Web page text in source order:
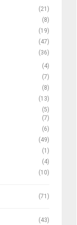
(21)
(8)
(19)
(47)
(36)
(4)
(7)
(8)
(13)
(5)
(7)
(6)
(49)
(1)
(4)
(10)
(71)
(43)